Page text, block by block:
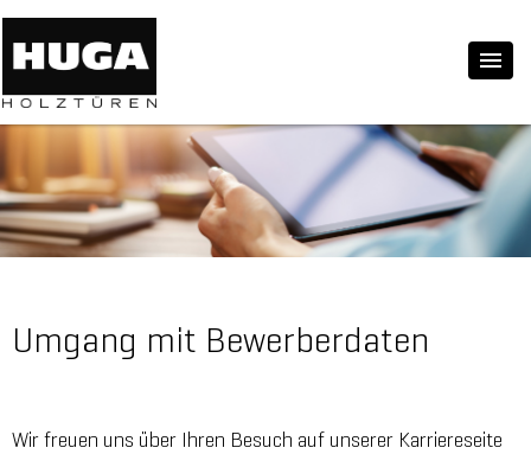
Umgang mit Bewerberdaten
Wir freuen uns über Ihren Besuch auf unserer Karriereseite